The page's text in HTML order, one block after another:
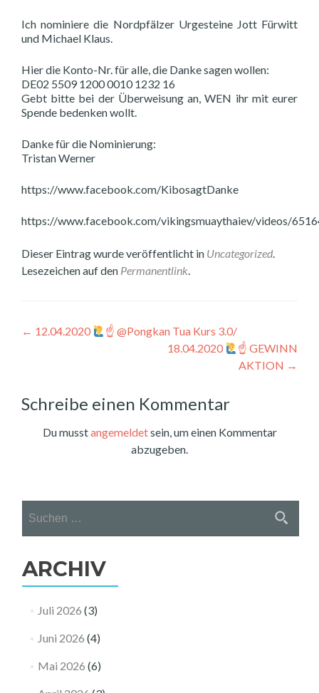
Ich nominiere die Nordpfälzer Urgesteine Jott Fürwitt
und Michael Klaus.
Hier die Konto-Nr. für alle, die Danke sagen wollen:
DE02 5509 1200 0010 1232 16
Gebt bitte bei der Überweisung an, WEN ihr mit eurer
Spende bedenken wollt.
Danke für die Nominierung:
Tristan Werner
https://www.facebook.com/KibosagtDanke
https://www.facebook.com/vikingsmuaythaiev/videos/
Dieser Eintrag wurde veröffentlicht in Uncategorized.
Lesezeichen auf den Permanentlink.
Beitragsnavigation
← 12.04.2020 ☝ @Pongkan Tua Kurs 3.0/
18.04.2020
☝ GEWINN
AKTION →
Schreibe einen Kommentar
Du musstangemeldetsein, um einen Kommentar
abzugeben.
nach:
ARCHIV
Juli 2026 (3)
Juni 2026 (4)
Mai 2026 (6)